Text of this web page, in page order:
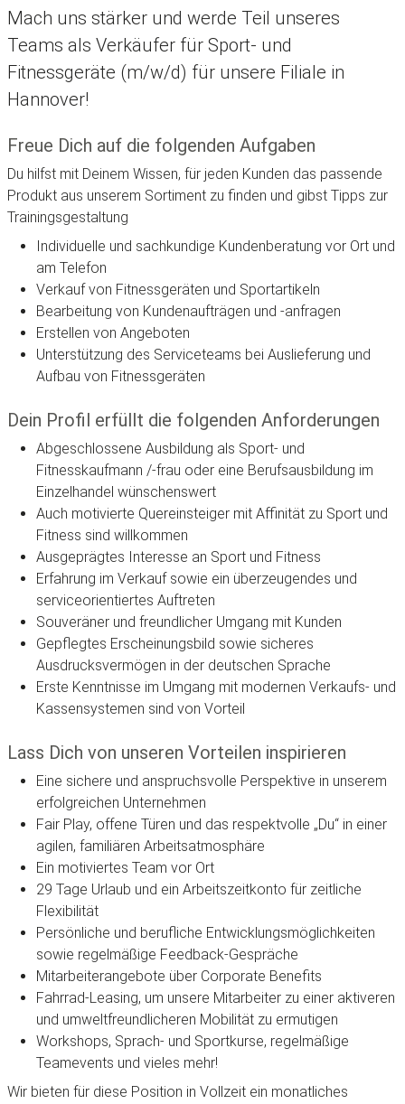
Mach uns stärker und werde Teil unseres
Teams als Verkäufer für Sport- und
Fitnessgeräte (m/w/d) für unsere Filiale in
Hannover!
Freue Dich auf die folgenden Aufgaben
Du hilfst mit Deinem Wissen, für jeden Kunden das passende
Produkt aus unserem Sortiment zu finden und gibst Tipps zur
Trainingsgestaltung
Individuelle und sachkundige Kundenberatung vor Ort und
am Telefon
Verkauf von Fitnessgeräten und Sportartikeln
Bearbeitung von Kundenaufträgen und -anfragen
Erstellen von Angeboten
Unterstützung des Serviceteams bei Auslieferung und
Aufbau von Fitnessgeräten
Dein Profil erfüllt die folgenden Anforderungen
Abgeschlossene Ausbildung als Sport- und
Fitnesskaufmann /-frau oder eine Berufsausbildung im
Einzelhandel wünschenswert
Auch motivierte Quereinsteiger mit Affinität zu Sport und
Fitness sind willkommen
Ausgeprägtes Interesse an Sport und Fitness
Erfahrung im Verkauf sowie ein überzeugendes und
serviceorientiertes Auftreten
Souveräner und freundlicher Umgang mit Kunden
Gepflegtes Erscheinungsbild sowie sicheres
Ausdrucksvermögen in der deutschen Sprache
Erste Kenntnisse im Umgang mit modernen Verkaufs- und
Kassensystemen sind von Vorteil
Lass Dich von unseren Vorteilen inspirieren
Eine sichere und anspruchsvolle Perspektive in unserem
erfolgreichen Unternehmen
Fair Play, offene Türen und das respektvolle „Du“ in einer
agilen, familiären Arbeitsatmosphäre
Ein motiviertes Team vor Ort
29 Tage Urlaub und ein Arbeitszeitkonto für zeitliche
Flexibilität
Persönliche und berufliche Entwicklungsmöglichkeiten
sowie regelmäßige Feedback-Gespräche
Mitarbeiterangebote über Corporate Benefits
Fahrrad-Leasing, um unsere Mitarbeiter zu einer aktiveren
und umweltfreundlicheren Mobilität zu ermutigen
Workshops, Sprach- und Sportkurse, regelmäßige
Teamevents und vieles mehr!
Wir bieten für diese Position in Vollzeit ein monatliches